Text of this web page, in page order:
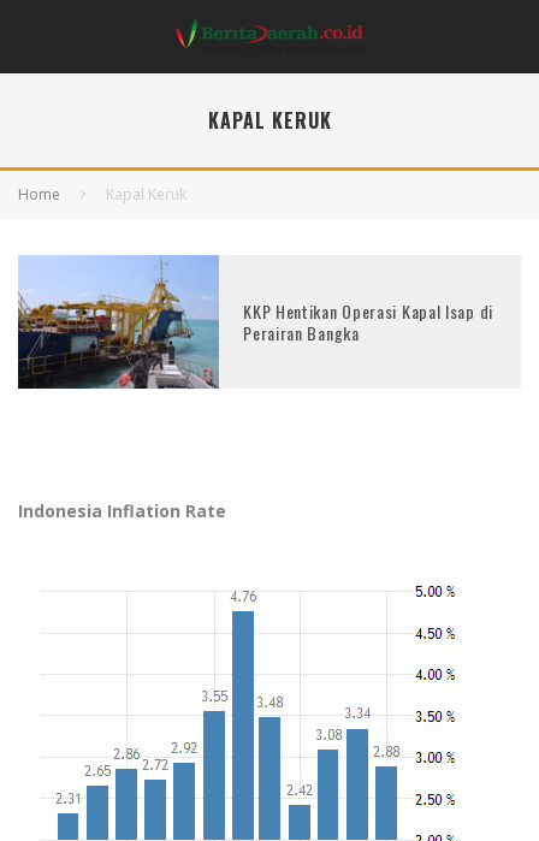
KAPAL KERUK
Home Kapal Keruk
KKP Hentikan Operasi Kapal Isap di
Perairan Bangka
Indonesia Inflation Rate